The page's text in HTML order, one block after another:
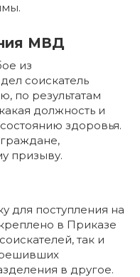
МВД
из
соискатель
по результатам
должность и
здоровья.
призыву.
для поступления на
в Приказе
так и
в другое.